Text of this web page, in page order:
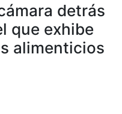
detrás
que exhibe
alimenticios